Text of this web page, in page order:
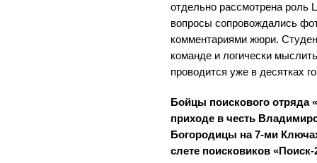
отдельно рассмотрена роль
вопросы сопровождались
комментариями жюри.
команде и логически
проводится уже в десятках
Бойцы поискового отряда
приходе в честь
Богородицы на 7-ми
слете поисковиков «Поиск-